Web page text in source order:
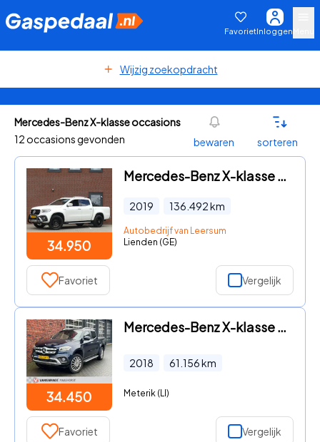
FavorietInloggen
Wijzig zoekopdracht
Mercedes-Benz X-klasse occasions
12 occasions gevonden
bewaren sorteren
34.950
Mercedes-Benz X-klasse - 350 d 4-MATIC 3500 KG Trekgewicht LED/Camera/LEER
2019 136.492km
Autobedrijf van Leersum
Lienden (GE)
Favoriet Vergelijk
34.450
Mercedes-Benz X-klasse - 250 d 4-MATIC Progressive BTW 360°Camera/Keyless/PDC/LED/DAB
2018 61.156km
Meterik (LI)
Favoriet Vergelijk